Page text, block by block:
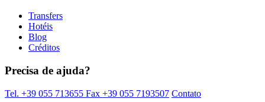
Transfers
Hotéis
Blog
Créditos
Precisa de ajuda?
Tel. +39 055 713655 Fax +39 055 7193507 Contato